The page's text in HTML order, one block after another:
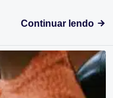
Continuar lendo